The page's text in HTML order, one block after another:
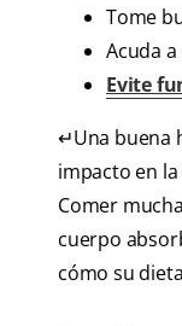
Tome
Acuda
Evite
↵Una buena
impacto en
Comer
cuerpo
cómo su